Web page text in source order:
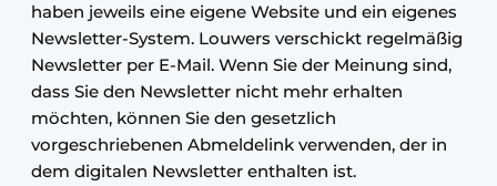
haben jeweils eine eigene Website und ein eigenes
Newsletter-System. Louwers verschickt regelmäßig
Newsletter per E-Mail. Wenn Sie der Meinung sind,
dass Sie den Newsletter nicht mehr erhalten
möchten, können Sie den gesetzlich
vorgeschriebenen Abmeldelink verwenden, der in
dem digitalen Newsletter enthalten ist.